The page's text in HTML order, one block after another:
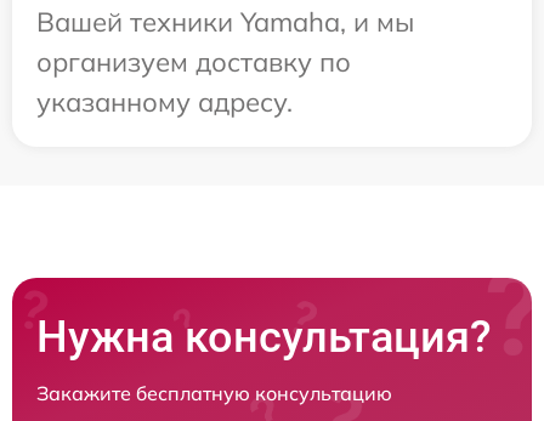
Вашей техники Yamaha, и мы
организуем доставку по
указанному адресу.
Нужна консультация?
Закажите бесплатную консультацию